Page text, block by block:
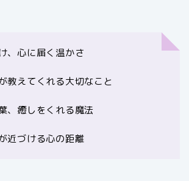
、心に届く温かさ
教えてくれる大切なこと
、癒しをくれる魔法
近づける心の距離